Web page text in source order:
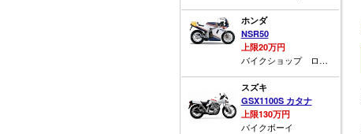
ホンダ
NSR50
上限20万円
バイクショップ ロード☆スター
スズキ
GSX1100S カタナ
上限130万円
バイクボーイ